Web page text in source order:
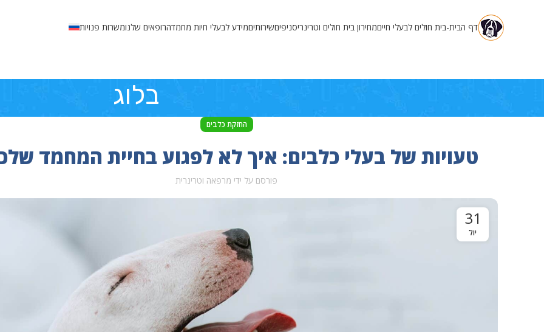
דף הבית-בית חולים לבעלי חייםמחירון בית חולים וטרינריסניפיםשירותיםמידע לבעלי חיות מחמדהרופאים שלנומשרות פנויות
בלוג
החזקת כלבים
טעויות של בעלי כלבים: איך לא לפגוע בחיית המחמד
פורסם על ידי מרפאה וטרינרית
31
יול